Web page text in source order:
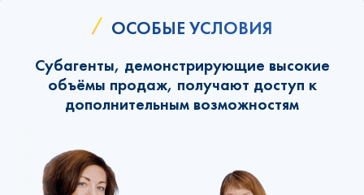
ОСОБЫЕ УСЛОВИЯ
Субагенты, демонстрирующие высокие
объёмы продаж, получают доступ к
дополнительным возможностям